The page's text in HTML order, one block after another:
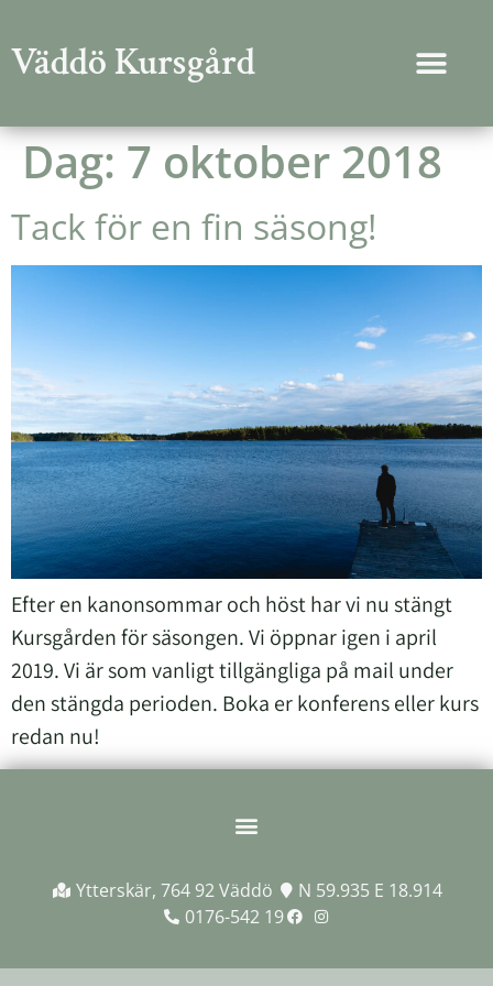
Väddö Kursgård
Dag: 7 oktober 2018
Tack för en fin säsong!
Efter en kanonsommar och höst har vi nu stängt
Kursgården för säsongen. Vi öppnar igen i april
2019. Vi är som vanligt tillgängliga på mail under
den stängda perioden. Boka er konferens eller kurs
redan nu!
Ytterskär, 764 92 Väddö
N 59.935 E 18.914
0176-542 19